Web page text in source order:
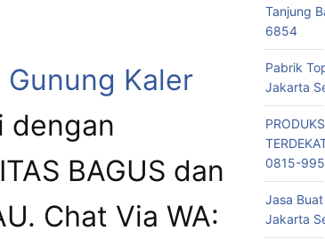
Kaler
dengan
BAGUS dan
Chat Via WA:
Tanjung
6854
Pabrik
Jakarta
0815-
Jasa
Jakarta